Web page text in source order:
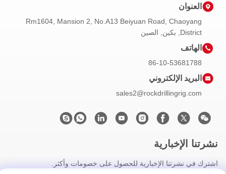
العنوان
Rm1604, Mansion 2, No.A13 Beiyuan Road, Chaoyang
District, بكين, الصين
الهاتف
86-10-53681788
البريد الإلكتروني
sales2@rockdrillingrig.com
نشرتنا الإخبارية
اشترك في نشرتنا الإخبارية للحصول على خصومات وأكثر.